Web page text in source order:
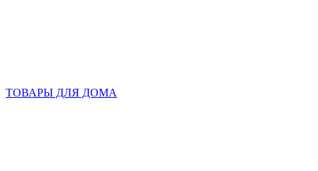
ТОВАРЫ ДЛЯ ДОМА